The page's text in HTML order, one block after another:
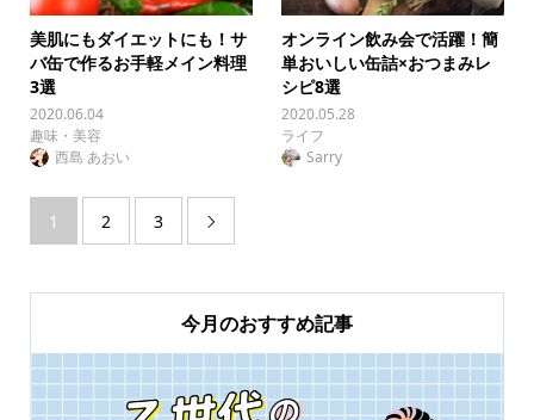
美肌にもダイエットにも！サ
バ缶で作るお手軽メイン料理
3選
2020.06.04
趣味・美容
西島 あおい
オンライン飲み会で活躍！簡
単おいしい缶詰×おつまみレ
シピ8選
2020.05.28
ライフ
Sarry
1 2 3 
今月のおすすめ記事